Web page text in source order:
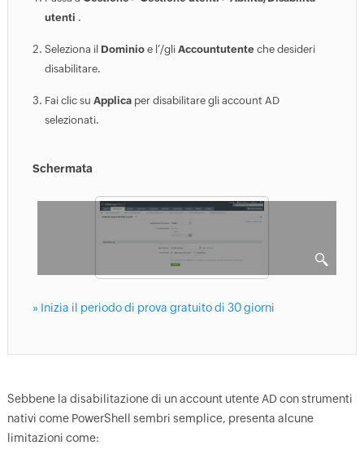
utenti .
Seleziona il Dominioe l’/gli Accountutenteche desideri
disabilitare.
Fai clic su Applicaper disabilitare gli account AD
selezionati.
Schermata
» Inizia il periodo di prova gratuito di 30 giorni
Sebbene la disabilitazione di un account utente AD con strumenti
nativi come PowerShell sembri semplice, presenta alcune
limitazioni come: